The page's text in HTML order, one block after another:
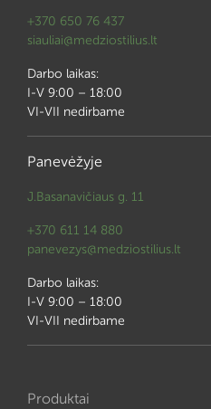
+370 650 76 437
siauliai@medziostilius.lt
Darbo laikas:
I-V 9:00 – 18:00
VI-VII nedirbame
Panevėžyje
J.Basanavičiaus g. 11
+370 611 14 880
panevezys@medziostilius.lt
Darbo laikas:
I-V 9:00 – 18:00
VI-VII nedirbame
Produktai